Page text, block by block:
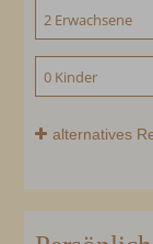
alternatives